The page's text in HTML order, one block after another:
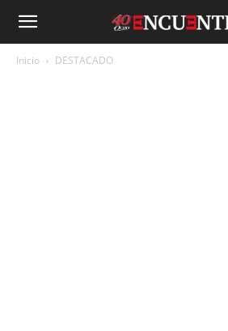
Inicio DESTACADO